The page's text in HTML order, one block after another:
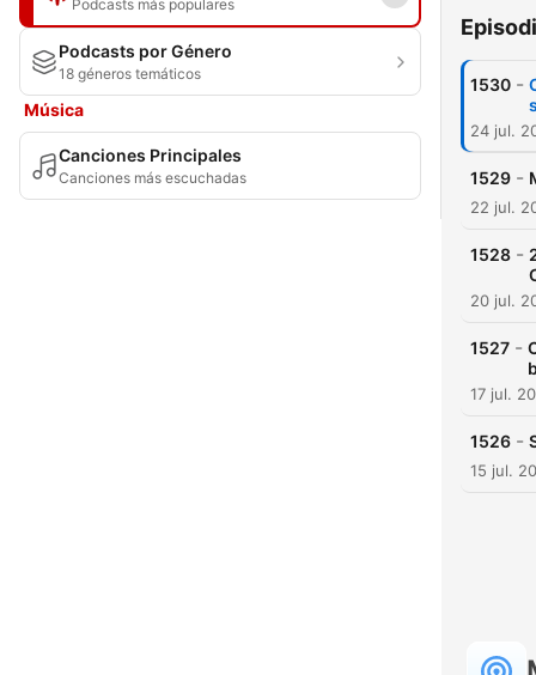
Podcasts más populares
Podcasts por Género
18 géneros temáticos
Música
Canciones Principales
Canciones más escuchadas
1530 -
24 jul.
1529 -
22 jul.
1528 -
20 jul.
1527 -
17 jul.
1526 -
15 jul.